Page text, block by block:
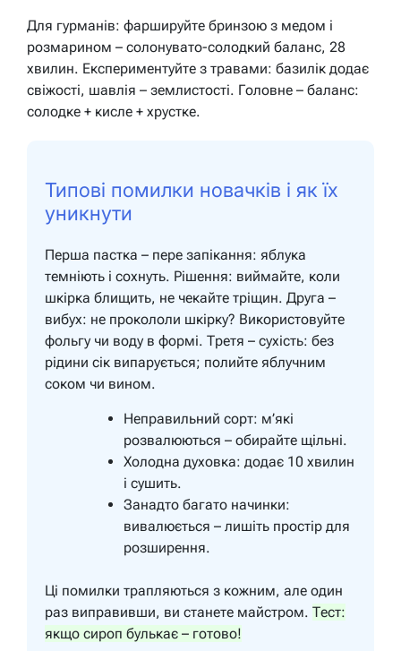
Для гурманів: фаршируйте бринзою з медом і
розмарином – солонувато-солодкий баланс, 28
хвилин. Експериментуйте з травами: базилік додає
свіжості, шавлія – землистості. Головне – баланс:
солодке + кисле + хрустке.
Типові помилки новачків і як їх
уникнути
Перша пастка – пере запікання: яблука
темніють і сохнуть. Рішення: виймайте, коли
шкірка блищить, не чекайте тріщин. Друга –
вибух: не прокололи шкірку? Використовуйте
фольгу чи воду в формі. Третя – сухість: без
рідини сік випарується; полийте яблучним
соком чи вином.
Неправильний сорт: м’які
розвалюються – обирайте щільні.
Холодна духовка: додає 10 хвилин
і сушить.
Занадто багато начинки:
вивалюється – лишіть простір для
розширення.
Ці помилки трапляються з кожним, але один
раз виправивши, ви станете майстром. Тест:
якщо сироп булькає – готово!